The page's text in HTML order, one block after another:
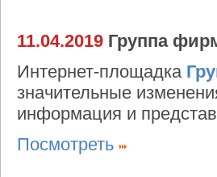
11.04.2019 Группа
Интернет-площадка
значительные
информация и
Посмотреть